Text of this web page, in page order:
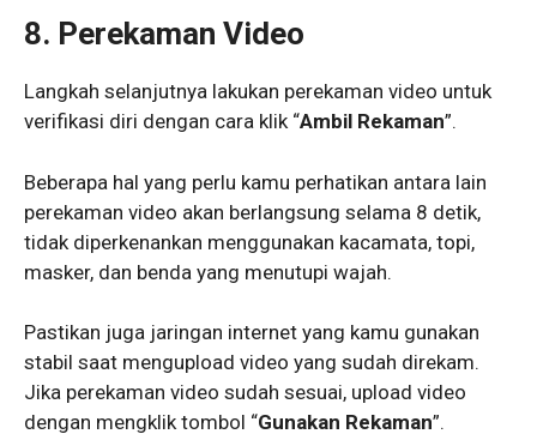
8. Perekaman Video
Langkah selanjutnya lakukan perekaman video untuk
verifikasi diri dengan cara klik “Ambil Rekaman”.
Beberapa hal yang perlu kamu perhatikan antara lain
perekaman video akan berlangsung selama 8 detik,
tidak diperkenankan menggunakan kacamata, topi,
masker, dan benda yang menutupi wajah.
Pastikan juga jaringan internet yang kamu gunakan
stabil saat mengupload video yang sudah direkam.
Jika perekaman video sudah sesuai, upload video
dengan mengklik tombol “Gunakan Rekaman”.